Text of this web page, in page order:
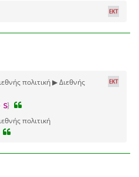
πολιτική ▶ Διεθνής
πολιτική